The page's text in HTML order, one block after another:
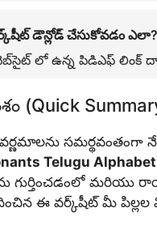
డౌన్లోడ్ చేసుకోవడం ఎలా?
లో ఉన్న పిడిఎఫ్ లింక్
(Quick
వర్ణమాలను సమర్థవంతంగా
Telugu
గుర్తించడంలో
ఈ వర్క్‌షీట్ మీ